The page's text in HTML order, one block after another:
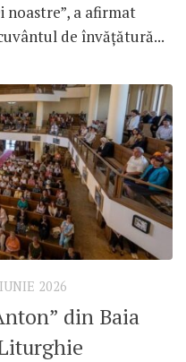
noastre”, a afirmat
de învățătură...
2026
din Baia